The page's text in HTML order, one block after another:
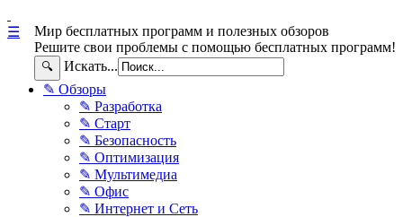
Мир бесплатных программ и полезных обзоров
Решите свои проблемы с помощью бесплатных программ!
🔍 Искать...
☰
✎ Обзоры
✎ Разработка
✎ Старт
✎ Безопасность
✎ Оптимизация
✎ Мультимедиа
✎ Офис
✎ Интернет и Сеть